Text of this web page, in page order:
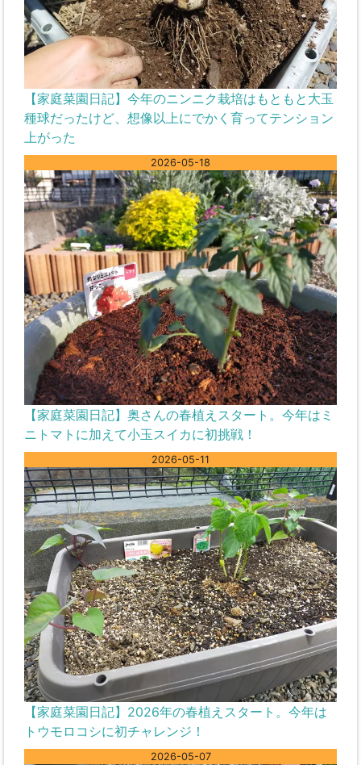
【家庭菜園日記】今年のニンニク栽培はもともと大玉
種球だったけど、想像以上にでかく育ってテンション
上がった
2026-05-18
【家庭菜園日記】奥さんの春植えスタート。今年はミ
ニトマトに加えて小玉スイカに初挑戦！
2026-05-11
【家庭菜園日記】2026年の春植えスタート。今年は
トウモロコシに初チャレンジ！
2026-05-07